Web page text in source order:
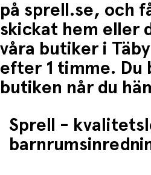
på sprell.se, och
skickat hem eller
våra butiker i
efter 1 timme. Du
butiken når du
Sprell -